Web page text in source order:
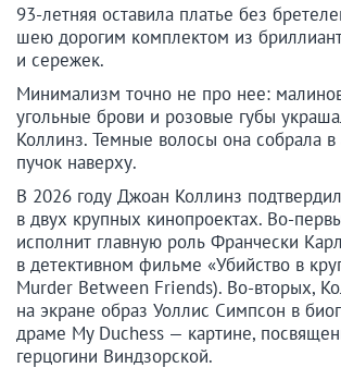
93-летняя оставила платье без
шею дорогим комплектом из
и сережек.
Минимализм точно не про нее:
угольные брови и розовые губы
Коллинз. Темные волосы она собрала в
пучок наверху.
В 2026 году Джоан Коллинз
в двух крупных кинопроектах. Во-
исполнит главную роль Франчески
в детективном фильме «Убийство в
Murder Between Friends). Во-вторых,
на экране образ Уоллис Симпсон в
драме My Duchess — картине,
герцогини Виндзорской.